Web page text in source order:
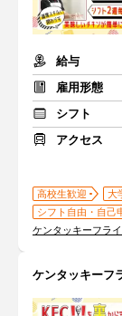
給与
雇用形態
シフト
アクセス
高校生歓迎 大
シフト自由・自己
ケンタッキーフラ
ケンタッキーフ